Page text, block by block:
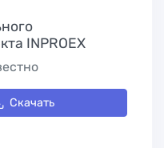
INPROEX
Скачать